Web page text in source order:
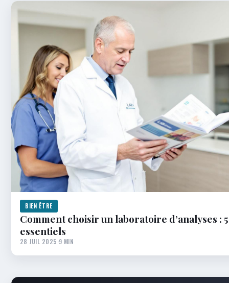
BIEN ÊTRE
Comment choisir un laboratoire d’analyses :
essentiels
28 JUIL 2025·9 MIN